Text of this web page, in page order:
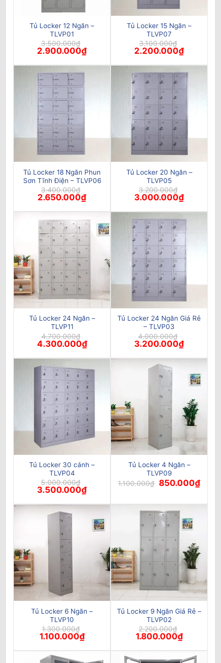
Tủ Locker 12 Ngăn –
TLVP01
3.500.000₫
Giá
gốc
là:
3.500.000₫.
2.900.000₫Giá
tại
Tủ Locker 15 Ngăn –
TLVP07
3.100.000₫
Giá
gốc
là:
3.100.000₫.
2.200.000₫Giá
tại
là:
Tủ Locker 18 Ngăn Phun
Sơn Tĩnh Điện – TLVP06
3.400.000₫
Giá
gốc
là:
2.650.000₫Giá
tại
2.650.000₫.
Tủ Locker 20 Ngăn –
TLVP05
3.200.000₫
Giá
gốc
là:
3.200.000₫.
3.000.000₫Giá
tại
Tủ Locker 24 Ngăn –
TLVP11
4.700.000₫
Giá
gốc
là:
4.300.000₫Giá
hiện
tại
4.300.000₫.
Tủ Locker 24 Ngăn Giá Rẻ
– TLVP03
4.000.000₫
Giá
gốc
là:
4.000.000₫.
3.200.000₫Giá
tại
Tủ Locker 30 cánh –
TLVP04
5.000.000₫
Giá
gốc
là:
5.000.000₫.
3.500.000₫Giá
tại
Tủ Locker 4 Ngăn –
TLVP09
1.100.000₫ Giá
gốc
1.100.000₫.
850.000₫Giá
hiện
là:
Tủ Locker 6 Ngăn –
TLVP10
1.300.000₫
Giá
gốc
là:
1.300.000₫.
1.100.000₫Giá
hiện
tại
Tủ Locker 9 Ngăn Giá Rẻ –
TLVP02
2.200.000₫
Giá
gốc
là:
1.800.000₫Giá
hiện
tại
là: